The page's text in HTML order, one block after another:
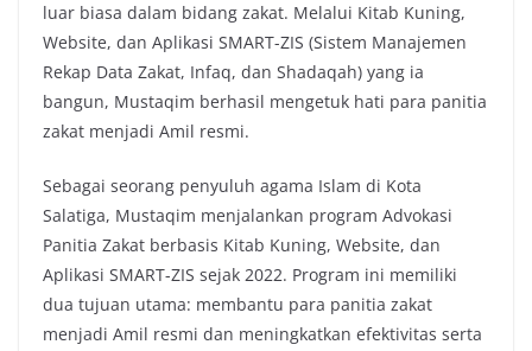
luar biasa dalam bidang zakat. Melalui Kitab Kuning,
Website, dan Aplikasi SMART-ZIS (Sistem Manajemen
Rekap Data Zakat, Infaq, dan Shadaqah) yang ia
bangun, Mustaqim berhasil mengetuk hati para panitia
zakat menjadi Amil resmi.
Sebagai seorang penyuluh agama Islam di Kota
Salatiga, Mustaqim menjalankan program Advokasi
Panitia Zakat berbasis Kitab Kuning, Website, dan
Aplikasi SMART-ZIS sejak 2022. Program ini memiliki
dua tujuan utama: membantu para panitia zakat
menjadi Amil resmi dan meningkatkan efektivitas serta